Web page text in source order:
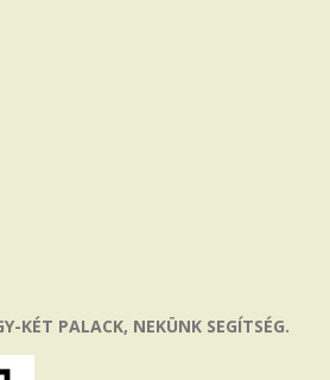
KÉT PALACK, NEKÜNK SEGÍTSÉG.